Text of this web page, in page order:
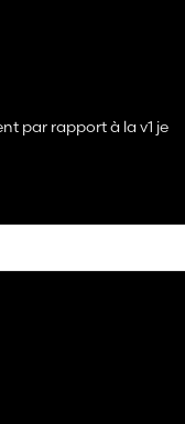
par rapport à la v1 je